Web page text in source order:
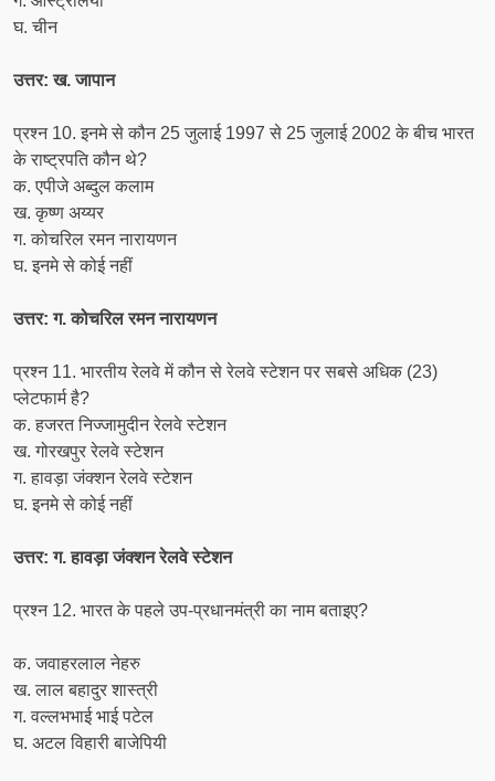
घ. चीन
उत्तर: ख. जापान
प्रश्न 10. इनमे से कौन 25 जुलाई 1997 से 25 जुलाई 2002 के बीच भारत
के राष्ट्रपति कौन थे?
क. एपीजे अब्दुल कलाम
ख. कृष्ण अय्यर
ग. कोचरिल रमन नारायणन
घ. इनमे से कोई नहीं
उत्तर: ग. कोचरिल रमन नारायणन
प्रश्न 11. भारतीय रेलवे में कौन से रेलवे स्टेशन पर सबसे अधिक (23)
प्लेटफार्म है?
क. हजरत निज्जामुदीन रेलवे स्टेशन
ख. गोरखपुर रेलवे स्टेशन
ग. हावड़ा जंक्शन रेलवे स्टेशन
घ. इनमे से कोई नहीं
उत्तर: ग. हावड़ा जंक्शन रेलवे स्टेशन
प्रश्न 12. भारत के पहले उप-प्रधानमंत्री का नाम बताइए?
क. जवाहरलाल नेहरु
ख. लाल बहादुर शास्त्री
ग. वल्लभभाई भाई पटेल
घ. अटल विहारी बाजेपियी